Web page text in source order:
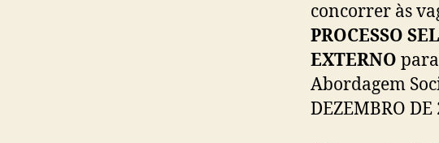
concorrer às
PROCESSO
EXTERNO
Abordagem
DEZEMBRO